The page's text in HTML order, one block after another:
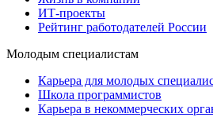
ИТ-проекты
Рейтинг работодателей России
Молодым специалистам
Карьера для молодых
Школа программистов
Карьера в некоммерческих